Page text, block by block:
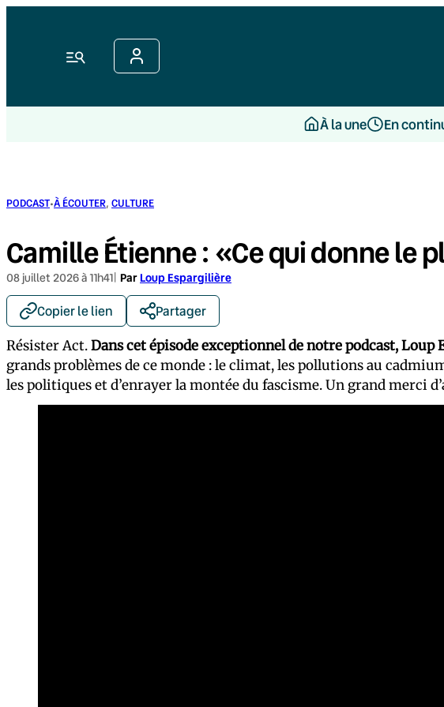
Menu
À la une En
PODCAST·À ÉCOUTER, CULTURE
Camille Étienne : «Ce qui donne le
08 juillet 2026 à 11h41| ParLoup Espargilière
Copier le lien Partager
Résister Act.Dans cet épisode exceptionnel de notre podcast,
grands problèmes de ce monde : le climat, les pollutions au
les politiques et d’enrayer la montée du fascisme. Un grand merci